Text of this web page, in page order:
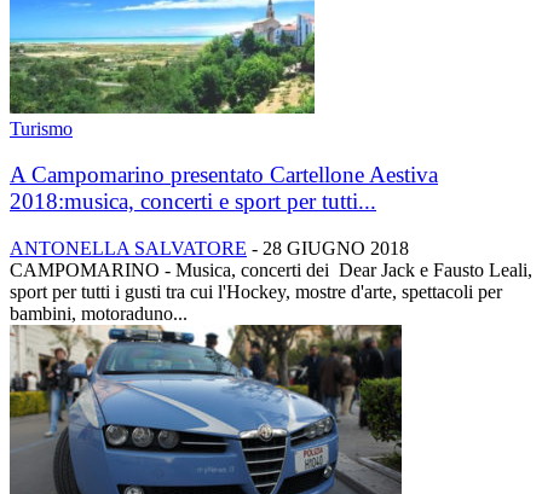
Turismo
A Campomarino presentato Cartellone Aestiva
2018:musica, concerti e sport per tutti...
ANTONELLA SALVATORE - 28 GIUGNO 2018
CAMPOMARINO - Musica, concerti dei Dear Jack e Fausto Leali,
sport per tutti i gusti tra cui l'Hockey, mostre d'arte, spettacoli per
bambini, motoraduno...